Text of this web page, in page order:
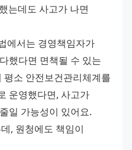
는데도 사고가 나면
에서는 경영책임자가
했다면 면책될 수 있는
소 안전보건관리체계를
운영했다면, 사고가
일 가능성이 있어요.
, 원청에도 책임이